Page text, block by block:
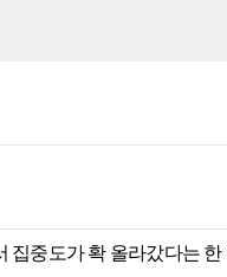
집중도가 확 올라갔다는